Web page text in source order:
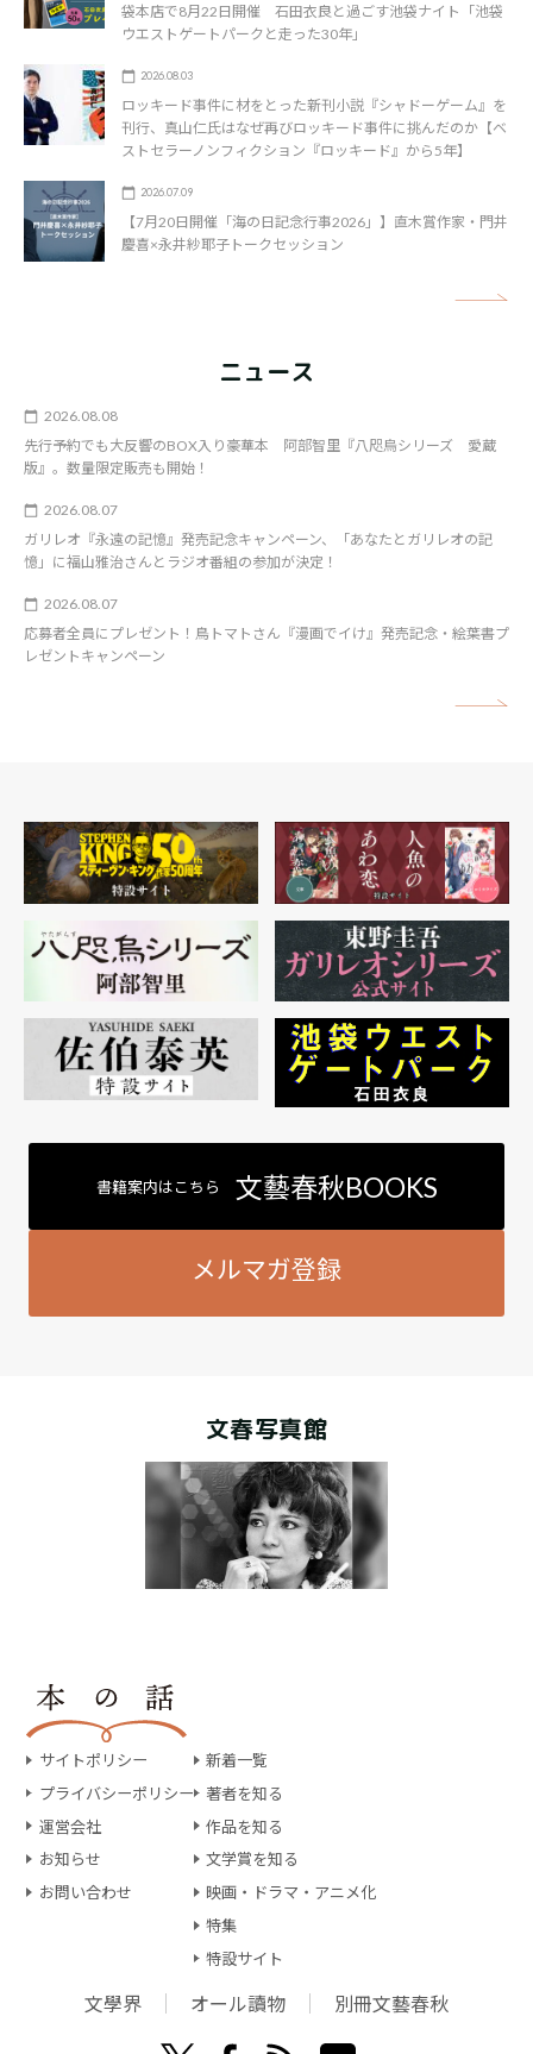
袋本店で8月22日開催 石田衣良と過ごす池袋ナイト「池袋
ウエストゲートパークと走った30年」
2026.08.03
ロッキード事件に材をとった新刊小説『シャドーゲーム』を
刊行、真山仁氏はなぜ再びロッキード事件に挑んだのか【ベ
ストセラーノンフィクション『ロッキード』から5年】
2026.07.09
【7月20日開催「海の日記念行事2026」】直木賞作家・門井
慶喜×永井紗耶子トークセッション
ニュース
2026.08.08
先行予約でも大反響のBOX入り豪華本 阿部智里『八咫烏シリーズ 愛蔵
版』。数量限定販売も開始！
2026.08.07
ガリレオ『永遠の記憶』発売記念キャンペーン、「あなたとガリレオの記
憶」に福山雅治さんとラジオ番組の参加が決定！
2026.08.07
応募者全員にプレゼント！鳥トマトさん『漫画でイけ』発売記念・絵葉書プ
レゼントキャンペーン
書籍案内はこちら 文藝春秋BOOKS
メルマガ登録
文春写真館
サイトポリシー
プライバシーポリシー
運営会社
お知らせ
お問い合わせ
新着一覧
著者を知る
作品を知る
文学賞を知る
映画・ドラマ・アニメ化
特集
特設サイト
文學界 オール讀物 別冊文藝春秋